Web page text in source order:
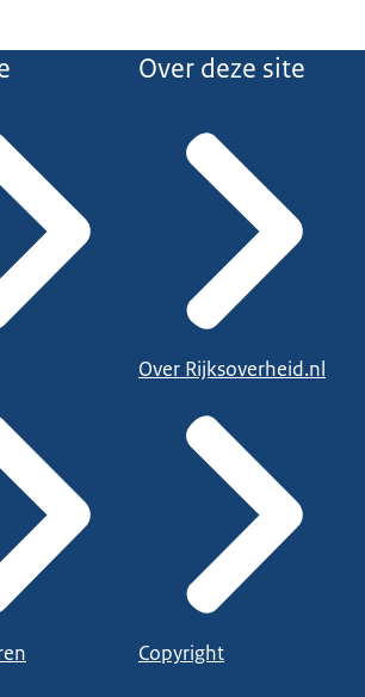
Over deze site
Over Rijksoverheid.nl
Copyright